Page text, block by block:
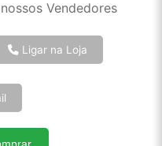
Vendedores
Ligar na Loja